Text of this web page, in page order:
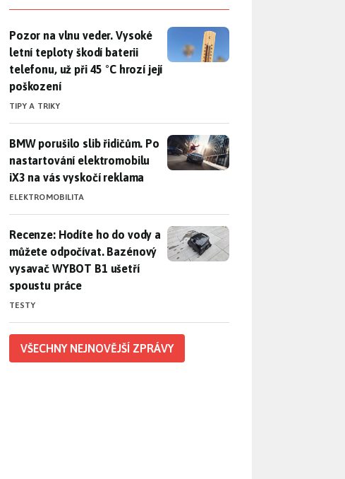
Pozor na vlnu veder. Vysoké letní teploty škodí baterii telefonu,
Pozor na vlnu veder. Vysoké
letní teploty škodí baterii
telefonu, už při 45 °C hrozí její
poškození
TIPY A TRIKY
BMW porušilo slib řidičům. Po nastartování elektromobilu iX3 na
BMW porušilo slib řidičům. Po
nastartování elektromobilu
iX3 na vás vyskočí reklama
ELEKTROMOBILITA
Recenze: Hodíte ho do vody a můžete odpočívat. Bazénový
Recenze: Hodíte ho do vody a
můžete odpočívat. Bazénový
vysavač WYBOT B1 ušetří
spoustu práce
TESTY
VŠECHNY NEJNOVĚJŠÍ ZPRÁVY